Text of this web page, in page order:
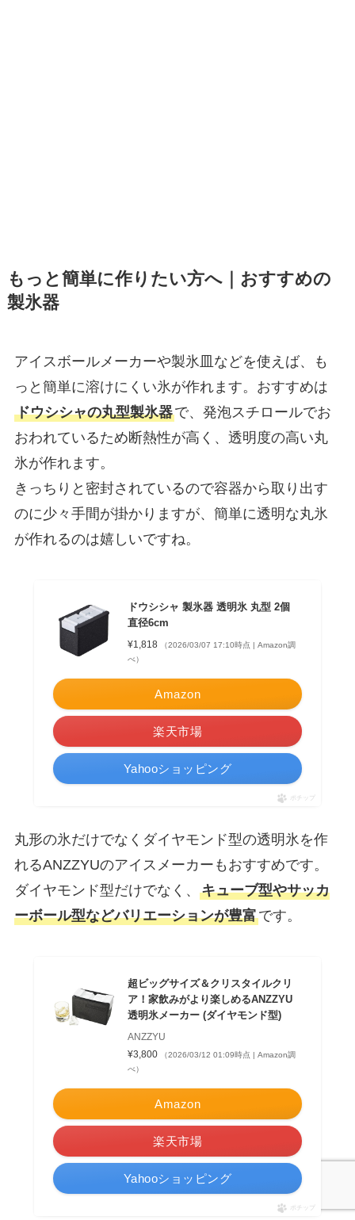
もっと簡単に作りたい方へ｜おすすめの
製氷器
アイスボールメーカーや製氷皿などを使えば、も
っと簡単に溶けにくい氷が作れます。おすすめは
ドウシシャの丸型製氷器で、発泡スチロールでお
おわれているため断熱性が高く、透明度の高い丸
氷が作れます。
きっちりと密封されているので容器から取り出す
のに少々手間が掛かりますが、簡単に透明な丸氷
が作れるのは嬉しいですね。
ドウシシャ 製氷器 透明氷 丸型 2個
直径6cm
¥1,818
（2026/03/07 17:10時点 | Amazon調
べ）
Amazon
楽天市場
Yahooショッピング
ポチップ
丸形の氷だけでなくダイヤモンド型の透明氷を作
れるANZZYUのアイスメーカーもおすすめです。
ダイヤモンド型だけでなく、 キューブ型やサッカ
ーボール型などバリエーションが豊富です。
超ビッグサイズ＆クリスタイルクリ
ア！家飲みがより楽しめるANZZYU
透明氷メーカー (ダイヤモンド型)
ANZZYU
¥3,800
（2026/03/12 01:09時点 | Amazon調
べ）
Amazon
楽天市場
Yahooショッピング
ポチップ